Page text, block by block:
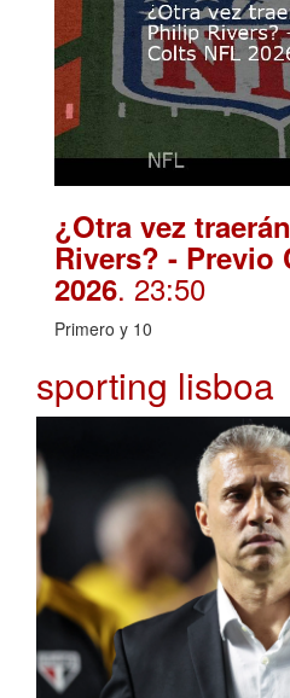
¿Otra vez
Rivers? - Previo
2026. 23:50
Primero y 10
sporting lisboa